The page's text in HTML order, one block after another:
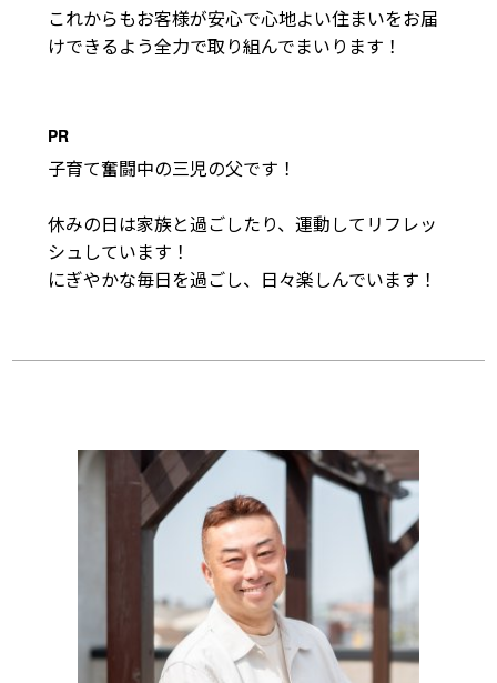
これからもお客様が安心で心地よい住まいをお届
けできるよう全力で取り組んでまいります！
PR
子育て奮闘中の三児の父です！
休みの日は家族と過ごしたり、運動してリフレッ
シュしています！